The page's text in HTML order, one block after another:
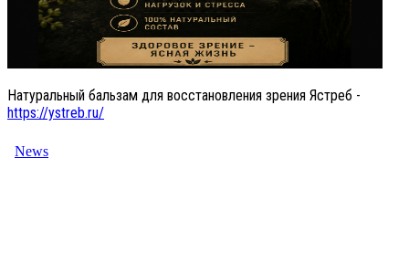
Натуральный бальзам для восстановления зрения Ястреб -
https://ystreb.ru/